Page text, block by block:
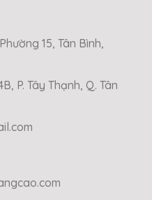
15, Tân Bình,
P. Tây Thạnh, Q. Tân